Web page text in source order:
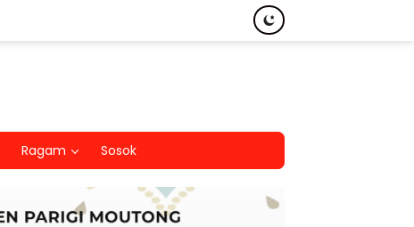
Ragam Sosok